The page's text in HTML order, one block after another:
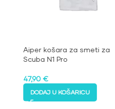
Aiper košara za smeti za
Scuba N1 Pro
47,90 €
DODAJ U KOŠARICU